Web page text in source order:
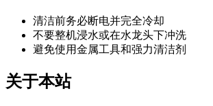
清洁前务必断电并完全冷却
不要整机浸水或在水龙头下冲洗
避免使用金属工具和强力清洁剂
关于本站